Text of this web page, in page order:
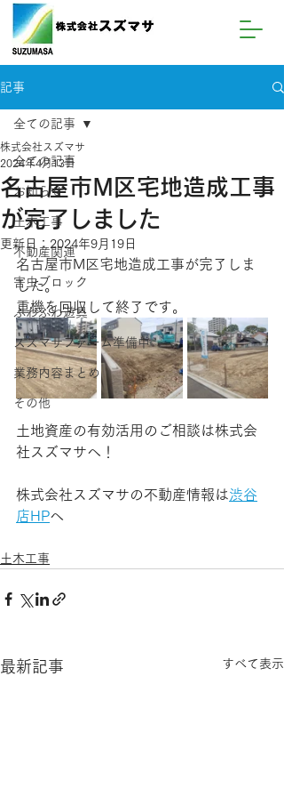
記事
全ての記事
お知らせ
土木工事
不動産関連
害虫ブロック
ふわふわ遊具
スズマサファーム準備中
業務内容まとめ
その他
全ての記事
名古屋市M区宅地造成工事
が完了しました
株式会社スズマサ
2024年4月13日
更新日： 2024年9月19日
名古屋市M区宅地造成工事が完了しま
した。
重機を回収して終了です。
土地資産の有効活用のご相談は株式会
社スズマサへ！
株式会社スズマサの不動産情報は渋谷
店HPへ
土木工事
最新記事 すべて表示